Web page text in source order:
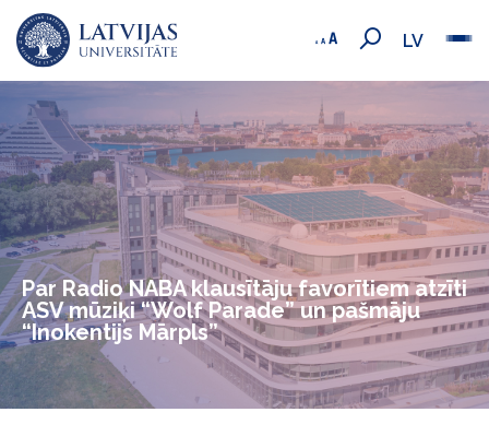
LV
Par Radio NABA klausītāju favorītiem atzīti
ASV mūziķi “Wolf Parade” un pašmāju
“Inokentijs Mārpls”